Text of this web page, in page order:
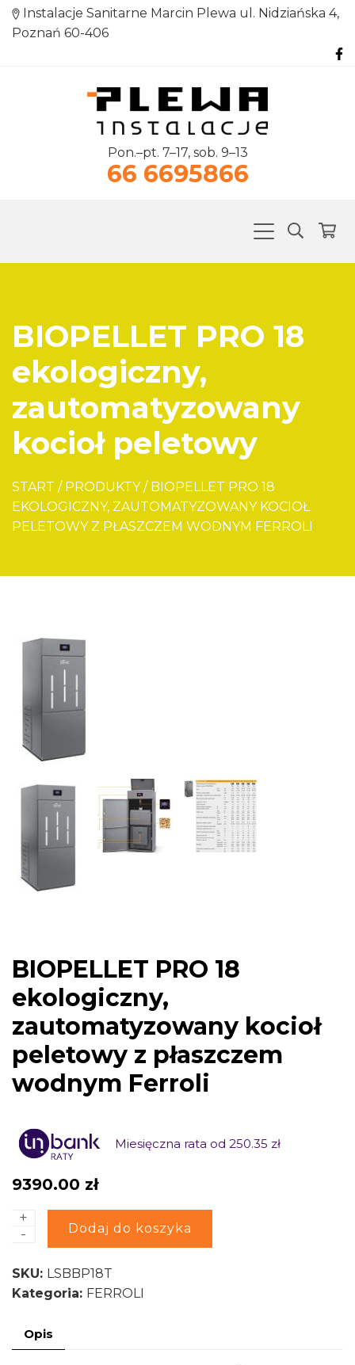
Instalacje Sanitarne Marcin Plewa ul. Nidziańska 4,
Poznań 60-406
Pon.–pt. 7–17, sob. 9–13
66 6695866
BIOPELLET PRO 18
ekologiczny,
zautomatyzowany
kocioł peletowy
START / PRODUKTY / BIOPELLET PRO 18
EKOLOGICZNY, ZAUTOMATYZOWANY KOCIOŁ
PELETOWY Z PŁASZCZEM WODNYM FERROLI
BIOPELLET PRO 18
ekologiczny,
zautomatyzowany kocioł
peletowy z płaszczem
wodnym Ferroli
Miesięczna rata od 250.35 zł
9390.00 zł
ilość
BIOPELLET
18
ekologiczny,
kocioł
+
-
Dodaj do koszyka
Alternative:
SKU: LSBBP18T
Kategoria: FERROLI
Opis